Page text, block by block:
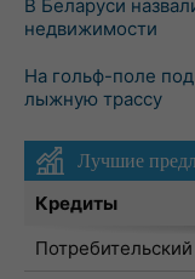
В Беларуси
недвижимости
На гольф-поле
лыжную трассу
Лучшие
Кредиты
Потребительский